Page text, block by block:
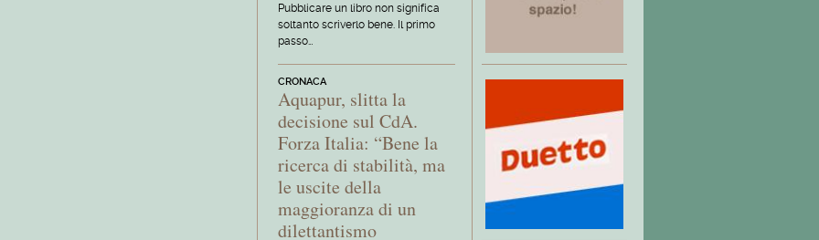
Pubblicare un libro non significa
soltanto scriverlo bene. Il primo
passo…
CRONACA
Aquapur, slitta la
decisione sul CdA.
Forza Italia: “Bene la
ricerca di stabilità, ma
le uscite della
maggioranza di un
dilettantismo